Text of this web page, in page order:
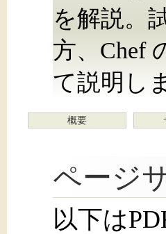
を解説。
方、Chef
て説明し
概要
ページ
以下は